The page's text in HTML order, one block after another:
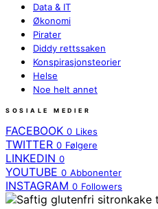
Data & IT
Økonomi
Pirater
Diddy rettssaken
Konspirasjonsteorier
Helse
Noe helt annet
SOSIALE MEDIER
FACEBOOK 0 Likes
TWITTER 0 Følgere
LINKEDIN 0
YOUTUBE 0 Abbonenter
INSTAGRAM 0 Followers